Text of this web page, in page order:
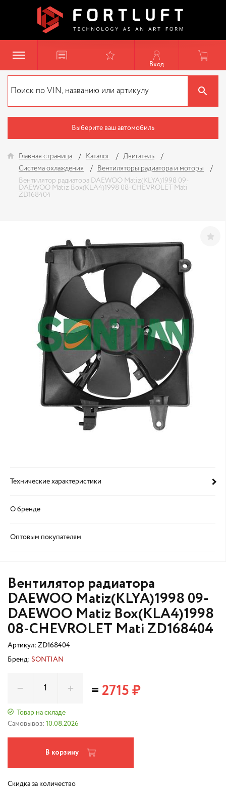
Вход
Выберите ваш автомобиль
Главная страница Каталог
Двигатель
Система охлаждения
Вентиляторы радиатора и моторы
Вентилятор радиатора DAEWOO Matiz(KLYA)1998 09-
DAEWOO Matiz Box(KLA4)1998 08-CHEVROLET Mati
ZD168404
Технические характеристики
О бренде
Оптовым покупателям
Вентилятор радиатора
DAEWOO Matiz(KLYA)1998 09-
DAEWOO Matiz Box(KLA4)1998
08-CHEVROLET Mati ZD168404
Артикул: ZD168404
Бренд: SONTIAN
Товар на складе
Самовывоз: 10.08.2026
=2715 ₽
В корзину
Скидка за количество